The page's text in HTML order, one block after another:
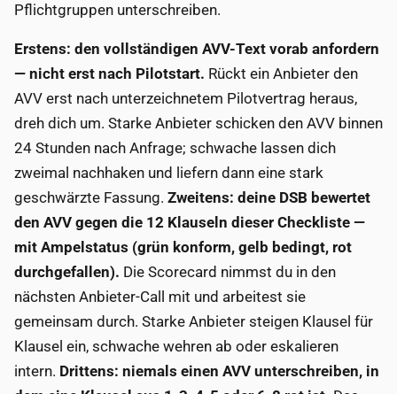
Pflichtgruppen unterschreiben.
Erstens: den vollständigen AVV-Text vorab anfordern
— nicht erst nach Pilotstart. Rückt ein Anbieter den
AVV erst nach unterzeichnetem Pilotvertrag heraus,
dreh dich um. Starke Anbieter schicken den AVV binnen
24 Stunden nach Anfrage; schwache lassen dich
zweimal nachhaken und liefern dann eine stark
geschwärzte Fassung. Zweitens: deine DSB bewertet
den AVV gegen die 12 Klauseln dieser Checkliste —
mit Ampelstatus (grün konform, gelb bedingt, rot
durchgefallen). Die Scorecard nimmst du in den
nächsten Anbieter-Call mit und arbeitest sie
gemeinsam durch. Starke Anbieter steigen Klausel für
Klausel ein, schwache wehren ab oder eskalieren
intern. Drittens: niemals einen AVV unterschreiben, in